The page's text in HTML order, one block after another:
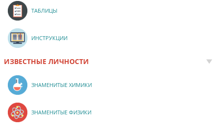
ТАБЛИЦЫ
ИНСТРУКЦИИ
ИЗВЕСТНЫЕ ЛИЧНОСТИ
ЗНАМЕНИТЫЕ ХИМИКИ
ЗНАМЕНИТЫЕ ФИЗИКИ